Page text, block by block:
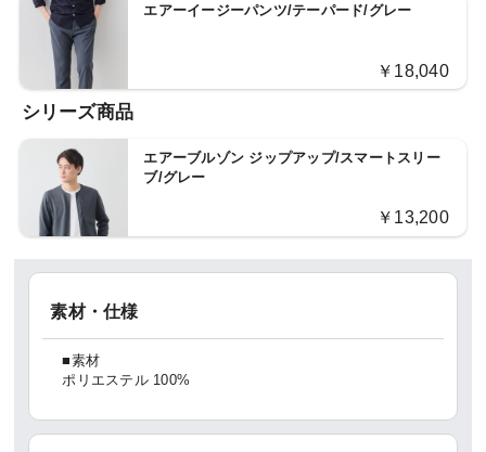
エアーイージーパンツ/テーパード/グレー
￥18,040
シリーズ商品
エアーブルゾン ジップアップ/スマートスリー
ブ/グレー
￥13,200
素材・仕様
■素材
ポリエステル 100%